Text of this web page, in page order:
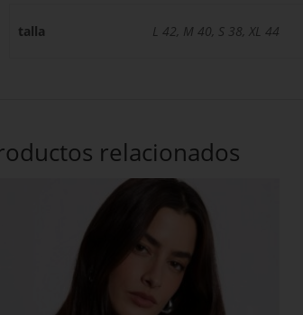
talla L 42, M 40, S 38, XL 44
relacionados